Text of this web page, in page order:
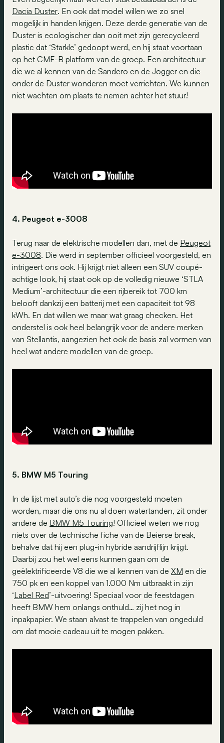
Dacia Duster. En ook dat model willen we zo snel
mogelijk in handen krijgen. Deze derde generatie van de
Duster is ecologischer dan ooit met zijn gerecycleerd
plastic dat ‘Starkle’ gedoopt werd, en hij staat voortaan
op het CMF-B platform van de groep. Een architectuur
die we al kennen van de Sandero en de Jogger en die
onder de Duster wonderen moet verrichten. We kunnen
niet wachten om plaats te nemen achter het stuur!
4. Peugeot e-3008
Terug naar de elektrische modellen dan, met de Peugeot
e-3008. Die werd in september officieel voorgesteld, en
intrigeert ons ook. Hij krijgt niet alleen een SUV coupé-
achtige look, hij staat ook op de volledig nieuwe ‘STLA
Medium’-architectuur die een rijbereik tot 700 km
belooft dankzij een batterij met een capaciteit tot 98
kWh. En dat willen we maar wat graag checken. Het
onderstel is ook heel belangrijk voor de andere merken
van Stellantis, aangezien het ook de basis zal vormen van
heel wat andere modellen van de groep.
5. BMW M5 Touring
In de lijst met auto’s die nog voorgesteld moeten
worden, maar die ons nu al doen watertanden, zit onder
andere de BMW M5 Touring! Officieel weten we nog
niets over de technische fiche van de Beierse break,
behalve dat hij een plug-in hybride aandrijflijn krijgt.
Daarbij zou het wel eens kunnen gaan om de
geëlektrificeerde V8 die we al kennen van de XM en die
750 pk en een koppel van 1.000 Nm uitbraakt in zijn
‘Label Red’-uitvoering! Speciaal voor de feestdagen
heeft BMW hem onlangs onthuld… zij het nog in
inpakpapier. We staan alvast te trappelen van ongeduld
om dat mooie cadeau uit te mogen pakken.